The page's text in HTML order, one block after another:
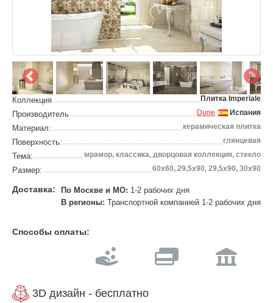
Коллекция Плитка Imperiale
Производитель Испания
Dune
Материал: керамическая плитка
Поверхность: глянцевая
Тема: мрамор, классика, дворцовая коллекция, стекло
Размер: 60х60, 29,5х90, 29,5x90, 30х90
Доставка: По Москве и МО: 1-2 рабочих дня
В регионы: Транспортной компанией 1-2 рабочих дня
Способы оплаты:
3D дизайн - бесплатно